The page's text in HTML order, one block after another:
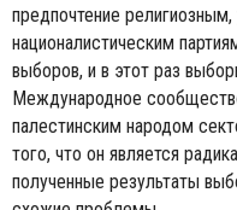
предпочтение
националистическим
выборов, и в этот раз
Международное
палестинским народом
того, что он является
полученные результаты